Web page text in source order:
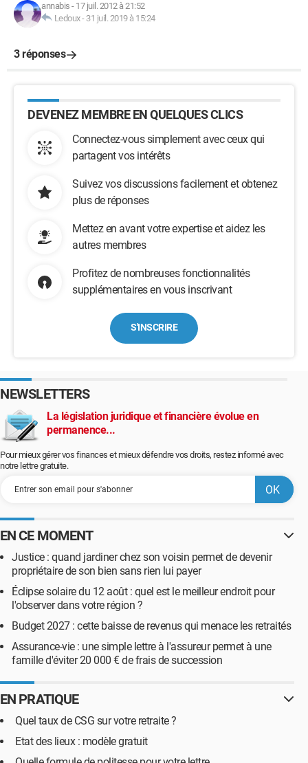
annabis - 17 juil. 2012 à 21:52
Ledoux- 31 juil. 2019 à 15:24
3 réponses
DEVENEZ MEMBRE EN QUELQUES CLICS
Connectez-vous simplement avec ceux qui
partagent vos intérêts
Suivez vos discussions facilement et obtenez
plus de réponses
Mettez en avant votre expertise et aidez les
autres membres
Profitez de nombreuses fonctionnalités
supplémentaires en vous inscrivant
S'INSCRIRE
NEWSLETTERS
La législation juridique et financière évolue en
permanence...
Pour mieux gérer vos finances et mieux défendre vos droits, restez informé avec
notre lettre gratuite.
EN CE MOMENT
Justice : quand jardiner chez son voisin permet de devenir
propriétaire de son bien sans rien lui payer
Éclipse solaire du 12 août : quel est le meilleur endroit pour
l'observer dans votre région ?
Budget 2027 : cette baisse de revenus qui menace les retraités
Assurance-vie : une simple lettre à l'assureur permet à une
famille d'éviter 20 000 € de frais de succession
EN PRATIQUE
Quel taux de CSG sur votre retraite ?
Etat des lieux : modèle gratuit